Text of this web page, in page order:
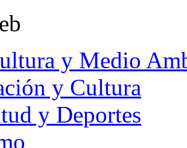
y Medio
y Cultura
y Deportes